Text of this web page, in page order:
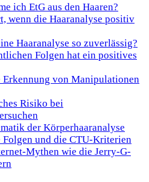
ich EtG aus den Haaren?
wenn die Haaranalyse positiv
Haaranalyse so zuverlässig?
Folgen hat ein positives
von Manipulationen
Risiko bei
der Körperhaaranalyse
Folgen und die CTU-Kriterien
Mythen wie die Jerry-G-